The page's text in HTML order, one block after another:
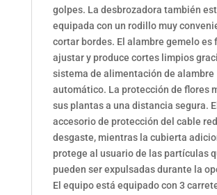
golpes. La desbrozadora también
equipada con un rodillo muy
cortar bordes. El alambre gemelo es
ajustar y produce cortes limpios
sistema de alimentación de alambre
automático. La protección de flores
sus plantas a una distancia segura. El
accesorio de protección del cable
desgaste, mientras la cubierta
protege al usuario de las partículas
pueden ser expulsadas durante la
El equipo está equipado con 3